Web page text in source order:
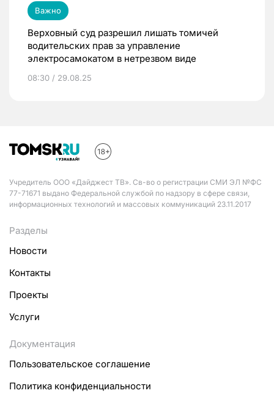
Важно
Верховный суд разрешил лишать томичей
водительских прав за управление
электросамокатом в нетрезвом виде
08:30 / 29.08.25
Учредитель ООО «Дайджест ТВ». Св-во о регистрации СМИ ЭЛ №ФС
77-71671 выдано Федеральной службой по надзору в сфере связи,
информационных технологий и массовых коммуникаций 23.11.2017
Разделы
Новости
Контакты
Проекты
Услуги
Документация
Пользовательское соглашение
Политика конфиденциальности